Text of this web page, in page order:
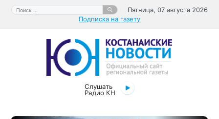
Перейти
содержимому
Поиск:
Пятница, 07 августа 2026
Подписка на газету
Слушать
Радио КН